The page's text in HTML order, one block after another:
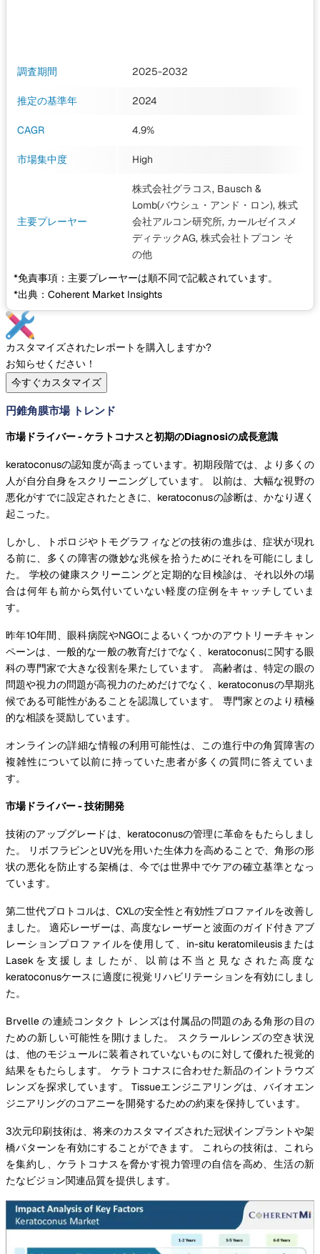
調査期間 2025-2032
推定の基準年 2024
CAGR 4.9%
市場集中度 High
主要プレーヤー
株式会社グラコス, Bausch &
Lomb(バウシュ・アンド・ロン), 株式
会社アルコン研究所, カールゼイスメ
ディテックAG, 株式会社トプコン そ
の他
*免責事項：主要プレーヤーは順不同で記載されています。
*出典：Coherent Market Insights
カスタマイズされたレポートを購入しますか?
お知らせください！
今すぐカスタマイズ
円錐角膜市場 トレンド
市場ドライバー - ケラトコナスと初期のDiagnosiの成長意識
keratoconusの認知度が高まっています。初期段階では、より多くの
人が自分自身をスクリーニングしています。 以前は、大幅な視野の
悪化がすでに設定されたときに、keratoconusの診断は、かなり遅く
起こった。
しかし、トポロジやトモグラフィなどの技術の進歩は、症状が現れ
る前に、多くの障害の微妙な兆候を拾うためにそれを可能にしまし
た。 学校の健康スクリーニングと定期的な目検診は、それ以外の場
合は何年も前から気付いていない軽度の症例をキャッチしていま
す。
昨年10年間、眼科病院やNGOによるいくつかのアウトリーチキャン
ペーンは、一般的な一般の教育だけでなく、keratoconusに関する眼
科の専門家で大きな役割を果たしています。 高齢者は、特定の眼の
問題や視力の問題が高視力のためだけでなく、keratoconusの早期兆
候である可能性があることを認識しています。 専門家とのより積極
的な相談を奨励しています。
オンラインの詳細な情報の利用可能性は、この進行中の角質障害の
複雑性について以前に持っていた患者が多くの質問に答えていま
す。
市場ドライバー - 技術開発
技術のアップグレードは、keratoconusの管理に革命をもたらしまし
た。 リボフラビンとUV光を用いた生体力を高めることで、角形の形
状の悪化を防止する架橋は、今では世界中でケアの確立基準となっ
ています。
第二世代プロトコルは、CXLの安全性と有効性プロファイルを改善し
ました。 適応レーザーは、高度なレーザーと波面のガイド付きアブ
レーションプロファイルを使用して、in-situ keratomileusisまたは
Lasekを支援しましたが、以前は不当と見なされた高度な
keratoconusケースに適度に視覚リハビリテーションを有効にしまし
た。
Brvelle の連続コンタクト レンズは付属品の問題のある角形の目の
ための新しい可能性を開けました。 スクラールレンズの空き状況
は、他のモジュールに装着されていないものに対して優れた視覚的
結果をもたらします。 ケラトコナスに合わせた新品のイントラウズ
レンズを探求しています。 Tissueエンジニアリングは、バイオエン
ジニアリングのコアニーを開発するための約束を保持しています。
3次元印刷技術は、将来のカスタマイズされた冠状インプラントや架
橋パターンを有効にすることができます。 これらの技術は、これら
を集約し、ケラトコナスを脅かす視力管理の自信を高め、生活の新
たなビジョン関連品質を提供します。